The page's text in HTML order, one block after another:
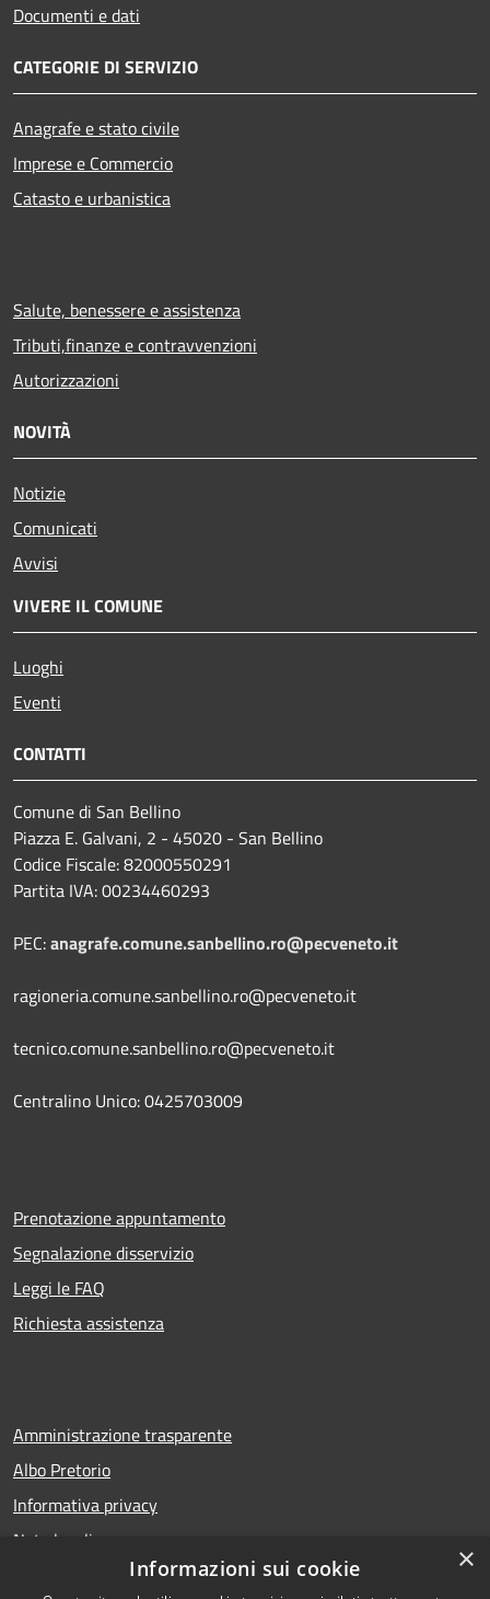
Documenti e dati
CATEGORIE DI SERVIZIO
Anagrafe e stato civile
Imprese e Commercio
Catasto e urbanistica
Salute, benessere e assistenza
Tributi,finanze e contravvenzioni
Autorizzazioni
NOVITÀ
Notizie
Comunicati
Avvisi
VIVERE IL COMUNE
Luoghi
Eventi
CONTATTI
Comune di San Bellino
Piazza E. Galvani, 2 - 45020 - San Bellino
Codice Fiscale: 82000550291
Partita IVA: 00234460293
PEC:anagrafe.comune.sanbellino.ro@pecveneto.it
ragioneria.comune.sanbellino.ro@pecveneto.it
tecnico.comune.sanbellino.ro@pecveneto.it
Centralino Unico: 0425703009
Prenotazione appuntamento
Segnalazione disservizio
Leggi le FAQ
Richiesta assistenza
Amministrazione trasparente
Albo Pretorio
Informativa privacy
Note legali
Dichiarazione di accessibilità
×
Informazioni sui cookie